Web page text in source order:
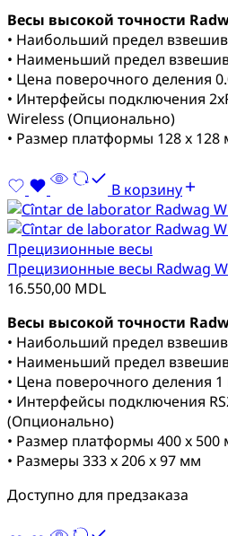
Весы высокой точности
• Наибольший предел
• Наименьший предел
• Цена поверочного деления
• Интерфейсы подключения
Wireless (Опционально)
• Размер платформы 128 x 128
В корзину
Прецизионные весы
Прецизионные весы Radwag
16.550,00 MDL
Весы высокой точности
• Наибольший предел
• Наименьший предел
• Цена поверочного деления 1
• Интерфейсы подключения
(Опционально)
• Размер платформы 400 x 500
• Размеры 333 x 206 x 97 мм
Доступно для предзаказа